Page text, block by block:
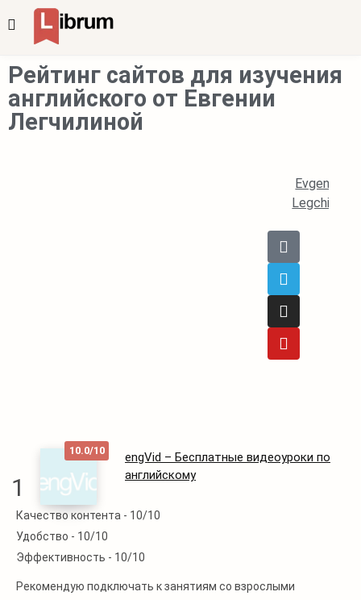
Рейтинг сайтов для изучения
английского от Евгении
Легчилиной
Evgeniya
Legchilina
1
10.0/10
Читать
engVid – Бесплатные видеоуроки по
английскому
Качество контента - 10/10
Удобство - 10/10
Эффективность - 10/10
Рекомендую подключать к занятиям со взрослыми